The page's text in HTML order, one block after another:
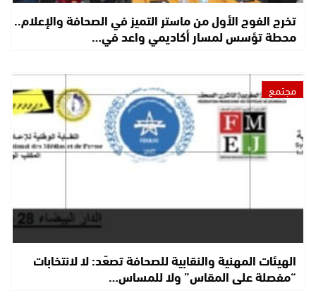
تخرج الفوج الأول من ماستر التميز في الصحافة والإعلام..
محطة تؤسس لمسار أكاديمي واعد في…
مجتمع
الهيئات المهنية والنقابية للصحافة تصعّد: لا لانتخابات
“مفصلة على المقاس” ولا للمساس…